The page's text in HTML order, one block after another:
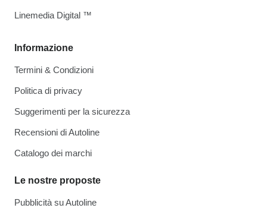
Informazione
Termini & Condizioni
Politica di privacy
Suggerimenti per la sicurezza
Recensioni di Autoline
Catalogo dei marchi
Le nostre proposte
Pubblicità su Autoline
Linemedia Digital ™